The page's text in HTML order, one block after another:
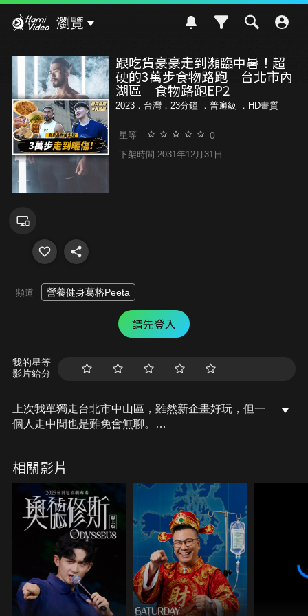
瀏覽
跟吃貨豪豪走到瀕臨中暑！超
硬的3萬步食物路跑｜台北市內
湖區｜食物路跑EP2
2023．台灣．23分鐘 ． 普遍級 ．HD畫質
星等 0
下架時間 2031年12月31日
頻道 營養健身葛格Peeta
請先登入
我的星等
影片給分
上次我單獨走台北市中山區，雖然新企畫好玩，但一
個人走中間也是難免會無聊。
也邀請豪豪來分享一下他今年的規劃，寫些
本集影片由 @twsamsung Samsung Galaxy Z Fold 4
贊助
#GalaxyZFold4 #GalaxyWatch5Pro
Galaxy Watch5 Pro
連動手機地圖導航，不用拿出手機就能看到地圖
自拍倒數設定，拍照再也不求人
相關影片